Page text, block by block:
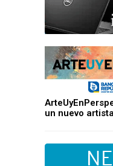
un nuevo